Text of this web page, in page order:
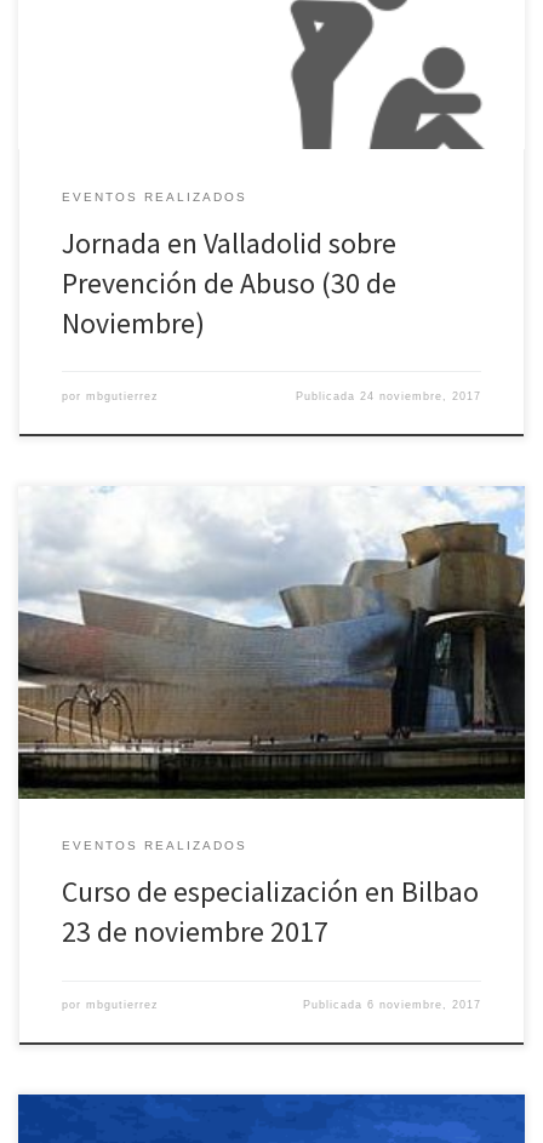
prevencion-de-abuso-30-de-noviembre/
EVENTOS REALIZADOS
Jornada en Valladolid sobre
Prevención de Abuso (30 de
Noviembre)
por mbgutierrez Publicada 24 noviembre, 2017
/*! elementor – v3.5.6 – 28-02-2022 */ .elementor-heading-
title{padding:0;margin:0;line-height:1}.elementor-widget-heading
.elementor-heading-title[class*=elementor-
size-]>a{color:inherit;font-size:inherit;line-
height:inherit}.elementor-widget-heading .elementor-heading-
title.elementor-size-small{font-size:15px}.elementor-widget-
heading .elementor-heading-title.elementor-size-medium{font-
size:19px}.elementor-widget-heading .elementor-heading-
title.elementor-size-large{font-size:29px}.elementor-widget-
heading .elementor-heading-title.elementor-size-xl{font-
size:39px}.elementor-widget-heading .elementor-heading-
title.elementor-size-xxl{font-size:59px} Curso de especialización
EVENTOS REALIZADOS
Curso de especialización en Bilbao
23 de noviembre 2017
por mbgutierrez Publicada6 noviembre, 2017